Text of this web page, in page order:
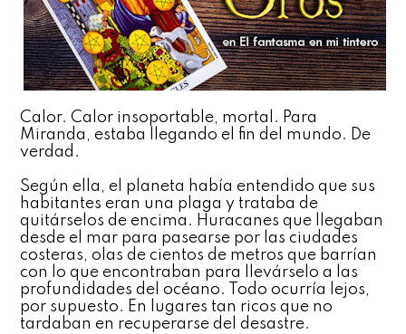
Calor. Calor insoportable, mortal. Para
Miranda, estaba llegando el fin del mundo. De
verdad.
Según ella, el planeta había entendido que sus
habitantes eran una plaga y trataba de
quitárselos de encima. Huracanes que llegaban
desde el mar para pasearse por las ciudades
costeras, olas de cientos de metros que barrían
con lo que encontraban para llevárselo a las
profundidades del océano. Todo ocurría lejos,
por supuesto. En lugares tan ricos que no
tardaban en recuperarse del desastre.